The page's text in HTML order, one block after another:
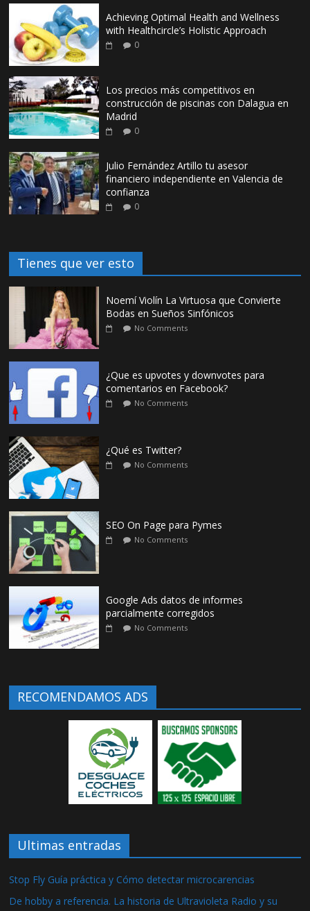
Achieving Optimal Health and Wellness
with Healthcircle’s Holistic Approach
0
Los precios más competitivos en
construcción de piscinas con Dalagua en
Madrid
0
Julio Fernández Artillo tu asesor
financiero independiente en Valencia de
confianza
0
Tienes que ver esto
Noemí Violín La Virtuosa que Convierte
Bodas en Sueños Sinfónicos
No Comments
¿Que es upvotes y downvotes para
comentarios en Facebook?
No Comments
¿Qué es Twitter?
No Comments
SEO On Page para Pymes
No Comments
Google Ads datos de informes
parcialmente corregidos
No Comments
RECOMENDAMOS ADS
Ultimas entradas
Stop Fly Guía práctica y Cómo detectar microcarencias
De hobby a referencia. La historia de Ultravioleta Radio y su